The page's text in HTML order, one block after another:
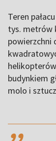
Teren
tys. metrów
powierzchni
budynkiem
molo i
,,